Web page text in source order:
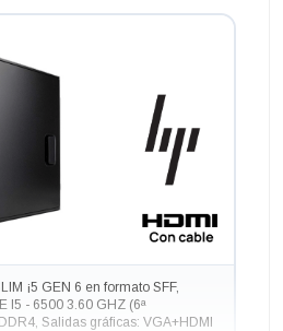
¡5 GEN 6 en formato SFF,
I5 - 6500 3.60 GHZ (6ª
Salidas gráficas: VGA+HDMI